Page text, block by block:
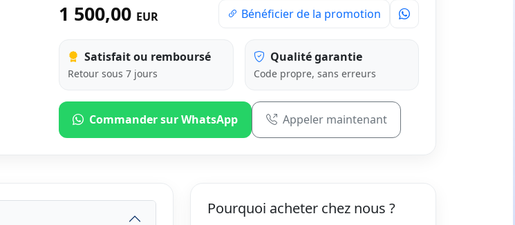
1 500,00 EUR Bénéficier de la promotion
Satisfait ou remboursé
Retour sous 7 jours
Qualité garantie
Code propre, sans erreurs
Commander sur WhatsApp Appeler maintenant
Pourquoi acheter chez nous ?